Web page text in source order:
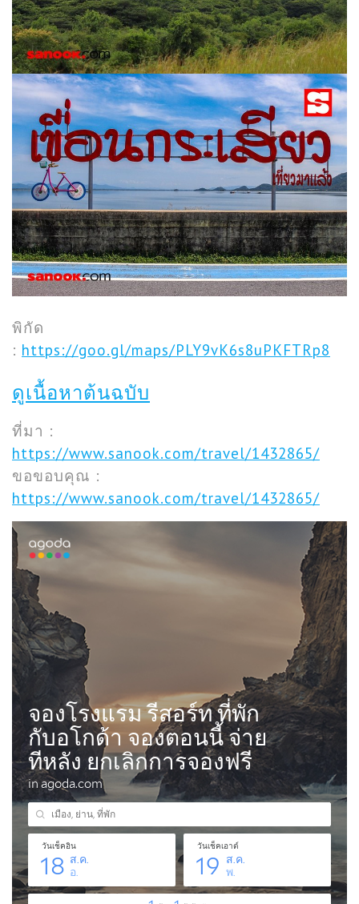
พิกัด
: https://goo.gl/maps/PLY9vK6s8uPKFTRp8
ดูเนื้อหาต้นฉบับ
ที่มา :
https://www.sanook.com/travel/1432865/
ขอขอบคุณ :
https://www.sanook.com/travel/1432865/